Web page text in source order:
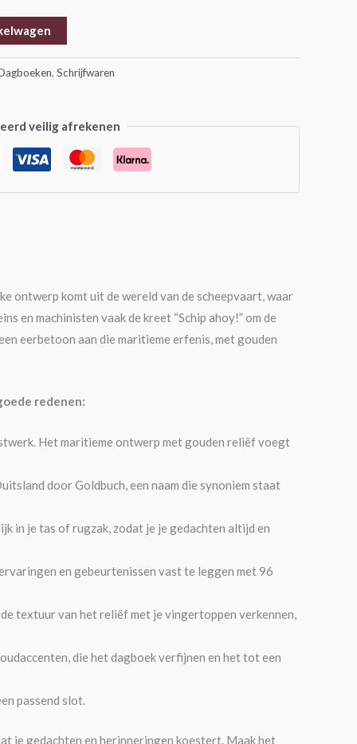
, Schrijfwaren
veilig afrekenen
ontwerp komt uit de wereld van de scheepvaart, waar
en machinisten vaak de kreet “Schip ahoy!” om de
eerbetoon aan die maritieme erfenis, met gouden
redenen:
Het maritieme ontwerp met gouden reliëf voegt
door Goldbuch, een naam die synoniem staat
in je tas of rugzak, zodat je je gedachten altijd en
en gebeurtenissen vast te leggen met 96
textuur van het reliëf met je vingertoppen verkennen,
die het dagboek verfijnen en het tot een
passend slot.
je gedachten en herinneringen koestert. Maak het